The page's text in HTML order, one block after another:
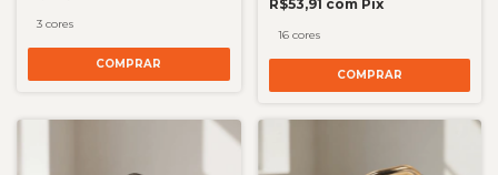
3 cores
COMPRAR
R$53,91 com Pix
16 cores
COMPRAR